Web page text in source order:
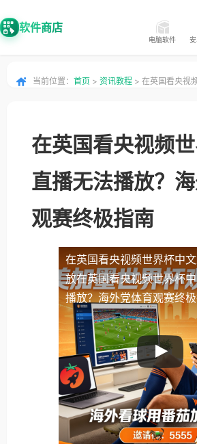
软件商店
电脑软件
当前位置： 首页 > 资讯教程 > 在英国看央视
在英国看央视频
直播无法播放？
观赛终极指南
在英国看央视频世界杯中
放在英国看央视频世界杯
播放？海外党体育观赛终